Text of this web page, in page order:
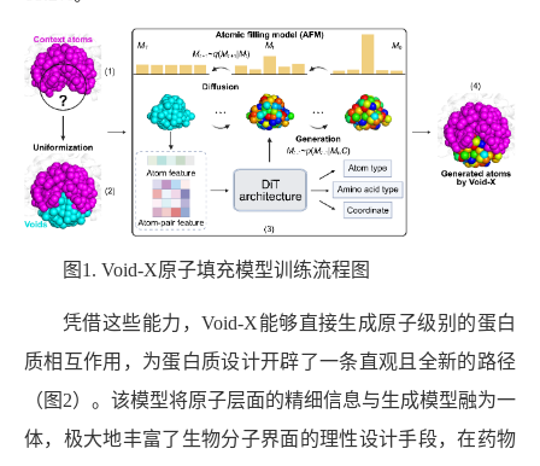
图 1. Void-X原子填充模型训练流程图
凭借这些能力，Void-X能够直接生成原子级别的蛋白
质相互作用，为蛋白质设计开辟了一条直观且全新的路径
（图 2）。该模型将原子层面的精细信息与生成模型融为一
体，极大地丰富了生物分子界面的理性设计手段，在药物